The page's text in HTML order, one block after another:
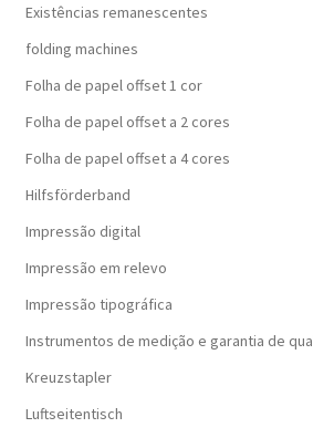
Existências remanescentes
folding machines
Folha de papel offset 1 cor
Folha de papel offset a 2 cores
Folha de papel offset a 4 cores
Hilfsförderband
Impressão digital
Impressão em relevo
Impressão tipográfica
Instrumentos de medição e garantia de
Kreuzstapler
Luftseitentisch